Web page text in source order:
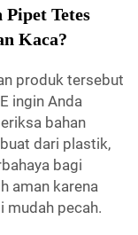
Tetes
Kaca?
produk tersebut
ingin Anda
bahan
dari plastik,
bagi
aman karena
mudah pecah.